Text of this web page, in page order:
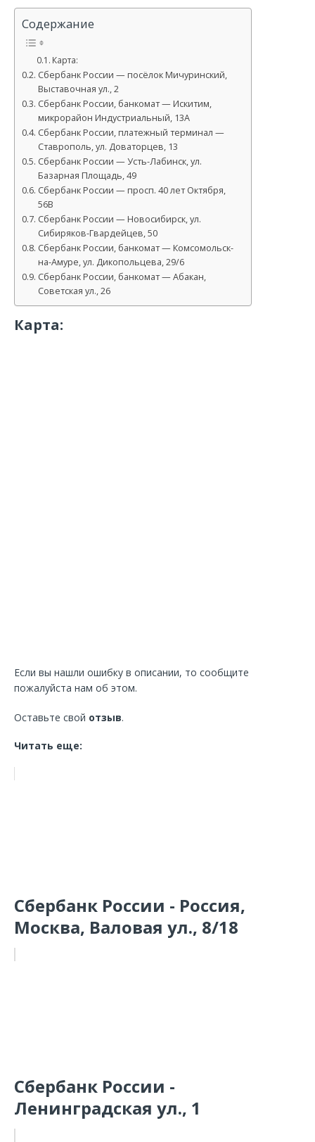
Содержание
Карта:
Сбербанк России — посёлок Мичуринский,
Выставочная ул., 2
Сбербанк России, банкомат — Искитим,
микрорайон Индустриальный, 13А
Сбербанк России, платежный терминал —
Ставрополь, ул. Доваторцев, 13
Сбербанк России — Усть-Лабинск, ул.
Базарная Площадь, 49
Сбербанк России — просп. 40 лет Октября,
56В
Сбербанк России — Новосибирск, ул.
Сибиряков-Гвардейцев, 50
Сбербанк России, банкомат — Комсомольск-
на-Амуре, ул. Дикопольцева, 29/6
Сбербанк России, банкомат — Абакан,
Советская ул., 26
Карта:
Если вы нашли ошибку в описании, то сообщите
пожалуйста нам об этом.
Оставьте свой отзыв.
Читать еще:
Сбербанк России - Россия,
Москва, Валовая ул., 8/18
Сбербанк России -
Ленинградская ул., 1